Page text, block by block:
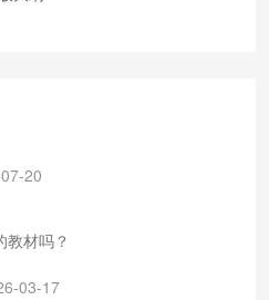
20
材吗？
03-17